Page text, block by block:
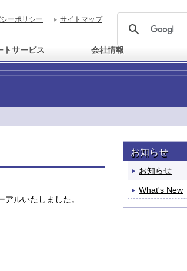
ーポリシー サイトマップ
トサービス 会社情報
アルいたしました。
お知らせ
お知らせ
What's New